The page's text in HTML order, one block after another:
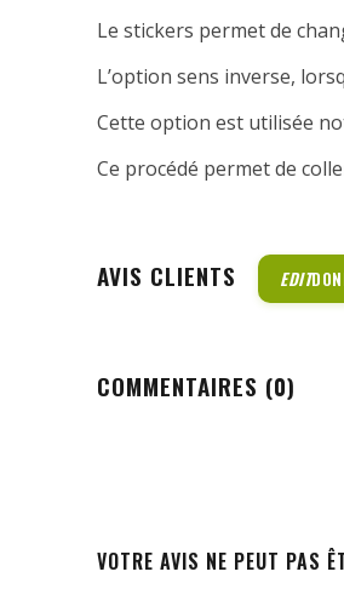
Le stickers permet de
L’option sens inverse,
Cette option est utilisée
Ce procédé permet de
AVIS CLIENTS EDIT
COMMENTAIRES (0)
VOTRE AVIS NE PEUT PAS